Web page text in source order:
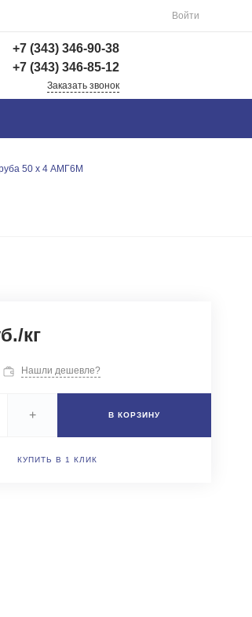
Войти
+7 (343) 346-90-38
+7 (343) 346-85-12
г. Екатеринбург,
info@astra-ek.ru
+7 (343) 346-85-12
Чапаева 43
Пн-Чт: 9:00-16:00 (обед
12:00-13:00) Пт: 9:00-
13:00) Сб-Вс: Выходной
info@astra-ek.ru
Заказать звонок
50 х 4 АМГ6М
кг
Нашли дешевле?
+ В КОРЗИНУ
КУПИТЬ В 1 КЛИК